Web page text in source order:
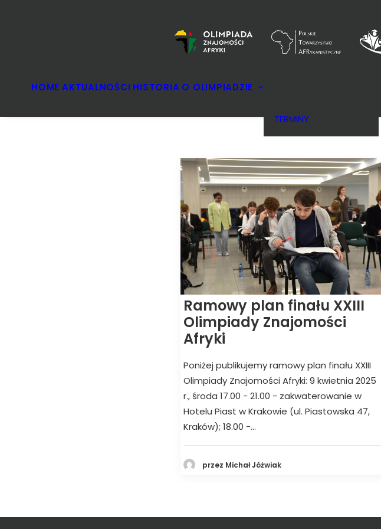
HOME AKTUALNOŚCI HISTORIA O OLIMPIADZIE
TERMINY
Ramowy plan finału XXIII
Olimpiady Znajomości
Afryki
Poniżej publikujemy ramowy plan finału XXIII
Olimpiady Znajomości Afryki: 9 kwietnia 2025
r., środa 17.00 - 21.00 - zakwaterowanie w
Hotelu Piast w Krakowie (ul. Piastowska 47,
Kraków); 18.00 -…
przez Michał Jóżwiak